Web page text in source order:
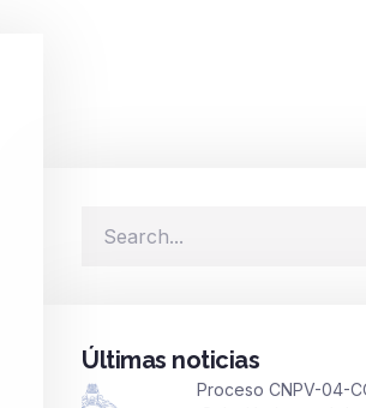
Últimas noticias
Proceso CNPV-04-